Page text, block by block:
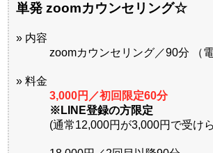
単発 zoomカウンセリング☆
» 内容
zoomカウンセリング／90分 （電
» 料金
3,000円／初回限定60分
※LINE登録の方限定
(通常12,000円が3,000円で受けら